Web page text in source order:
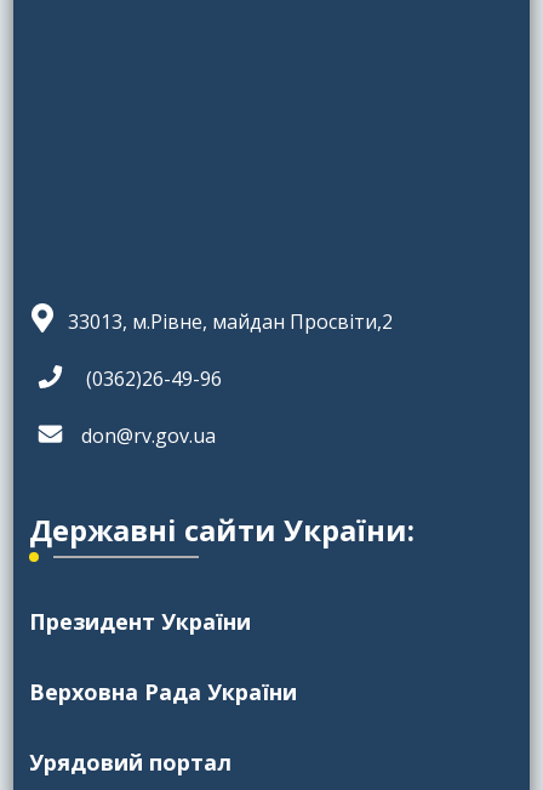
33013, м.Рівне, майдан Просвіти,2
(0362)26-49-96
don@rv.gov.ua
Державні сайти України:
Президент України
Верховна Рада України
Урядовий портал